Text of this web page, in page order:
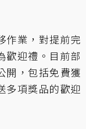
作業，對提前完
歡迎禮。目前部
開，包括免費獲
多項獎品的歡迎